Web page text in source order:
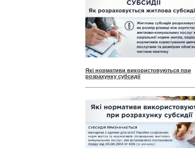
Які нормативи використовуються при
розрахунку субсидії